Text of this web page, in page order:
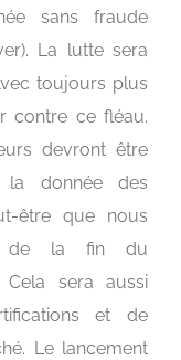
sans fraude
La lutte sera
toujours plus
contre ce fléau.
devront être
la donnée des
être que nous
de la fin du
sera aussi
et de
Le lancement